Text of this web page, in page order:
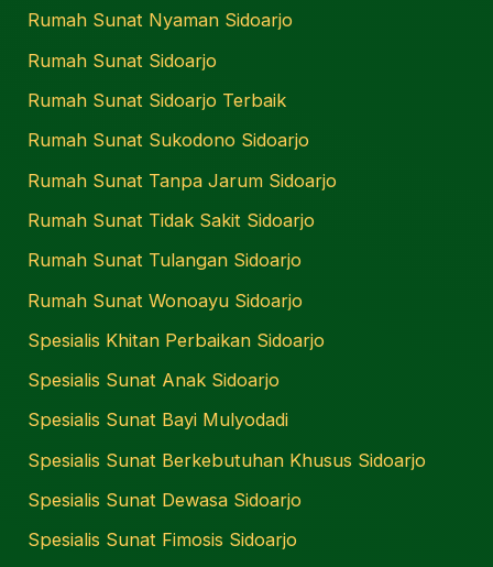
Rumah Sunat Nyaman Sidoarjo
Rumah Sunat Sidoarjo
Rumah Sunat Sidoarjo Terbaik
Rumah Sunat Sukodono Sidoarjo
Rumah Sunat Tanpa Jarum Sidoarjo
Rumah Sunat Tidak Sakit Sidoarjo
Rumah Sunat Tulangan Sidoarjo
Rumah Sunat Wonoayu Sidoarjo
Spesialis Khitan Perbaikan Sidoarjo
Spesialis Sunat Anak Sidoarjo
Spesialis Sunat Bayi Mulyodadi
Spesialis Sunat Berkebutuhan Khusus Sidoarjo
Spesialis Sunat Dewasa Sidoarjo
Spesialis Sunat Fimosis Sidoarjo